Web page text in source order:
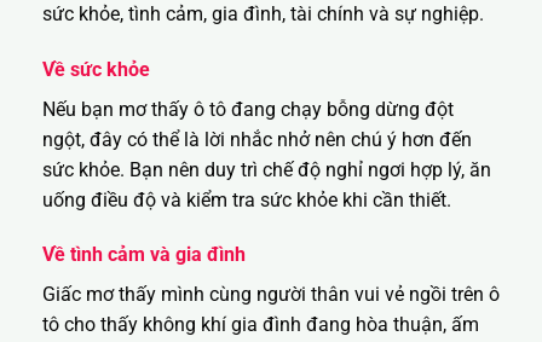
sức khỏe, tình cảm, gia đình, tài chính và sự nghiệp.
Về sức khỏe
Nếu bạn mơ thấy ô tô đang chạy bỗng dừng đột
ngột, đây có thể là lời nhắc nhở nên chú ý hơn đến
sức khỏe. Bạn nên duy trì chế độ nghỉ ngơi hợp lý, ăn
uống điều độ và kiểm tra sức khỏe khi cần thiết.
Về tình cảm và gia đình
Giấc mơ thấy mình cùng người thân vui vẻ ngồi trên ô
tô cho thấy không khí gia đình đang hòa thuận, ấm